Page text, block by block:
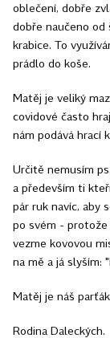
oblečení, dobře
dobře naučeno od
krabice. To
prádlo do koše.
Matěj je veliký
covidové často
nám podává hrací
Určitě nemusím
a především ti
pár ruk navíc, aby
po svém - protože
vezme kovovou
na mě a já slyším:
Matěj je náš
Rodina Daleckých.